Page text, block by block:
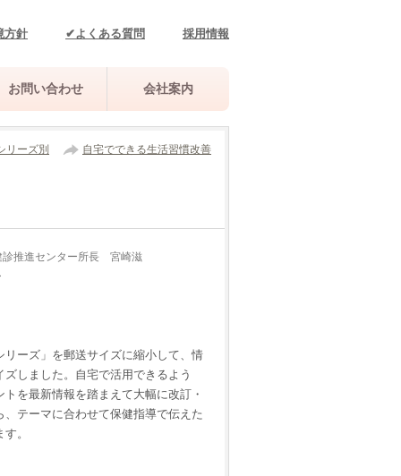
方針 ✔よくある質問 採用情報
お問い合わせ 会社案内
リーズ別 自宅でできる生活習慣改善
推進センター所長 宮崎滋
ーズ」を郵送サイズに縮小して、情
しました。自宅で活用できるよう
を最新情報を踏まえて大幅に改訂・
テーマに合わせて保健指導で伝えた
。